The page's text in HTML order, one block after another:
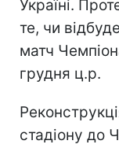
Україні.
те, чи
матч
грудня ц.р.
стадіону до